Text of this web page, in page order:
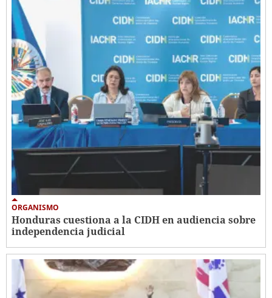
ORGANISMO
Honduras cuestiona a la CIDH en audiencia sobre
independencia judicial